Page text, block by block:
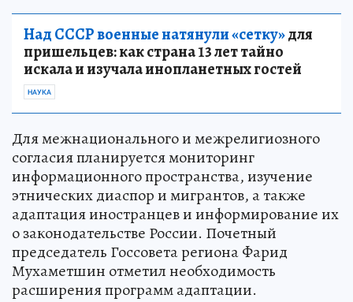
Над СССР военные натянули «сетку»для
пришельцев: как страна 13 лет тайно
искала и изучала инопланетных гостей
НАУКА
Для межнационального и межрелигиозного
согласия планируется мониторинг
информационного пространства, изучение
этнических диаспор и мигрантов, а также
адаптация иностранцев и информирование их
о законодательстве России. Почетный
председатель Госсовета региона Фарид
Мухаметшин отметил необходимость
расширения программ адаптации.